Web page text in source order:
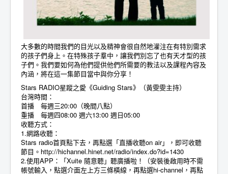
大多數的時間我們的目光以及精神會很自然地灌注在有特別需求
的孩子們身上。在特殊孩子羣中，讓我們別忘了也有天才型的孩
子們。我們要如何為他們提供他們所需要的教法以及課程內容及
內涵，將在這一集節目當中與你分享！
Stars RADIO星蹤之愛《Guiding Stars》（黃雯雯主持）
台灣時間：
首播 每週三20:00（晚間八點）
重播 每週四08:00 週六13:00 週日05:00
收聽方式：
1.網路收聽：
Stars radio首頁點下去，再點選「直播收聽on air」，即可收聽
節目。 http://hichannel.hinet.net/radio/index.do?id=1430
2.使用APP：「Xuite 隨意聽」聽廣播啦！（安裝後啟用時不需
帳號輸入，點選介面左上方三條橫線，再點選hi-channel，再點